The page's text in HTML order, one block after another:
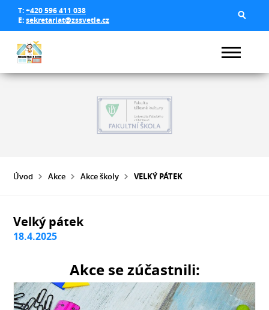
T:+420 596 411 038
E:sekretariat@zssvetle.cz
Úvod Akce Akce školy VELKÝ PÁTEK
Velký pátek
18.4.2025
Akce se zúčastnili: